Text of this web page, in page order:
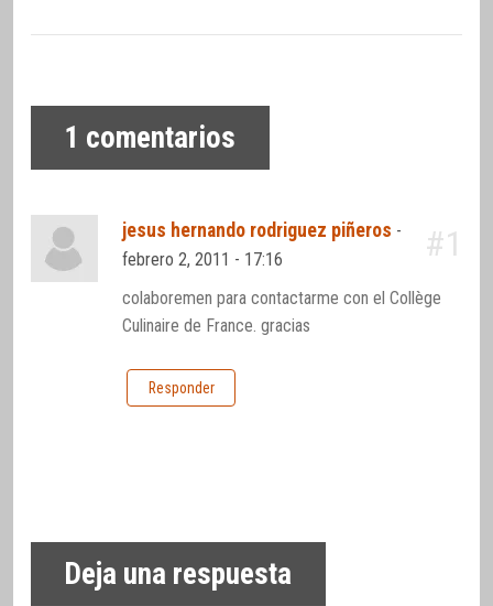
1 comentarios
jesus hernando rodriguez piñeros -
febrero 2, 2011 - 17:16
#1
colaboremen para contactarme con el Collège
Culinaire de France. gracias
Responder
Deja una respuesta